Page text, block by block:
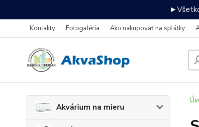
Kontakty Fotogaléria Ako nakupovať na splátky
Akvárium na mieru